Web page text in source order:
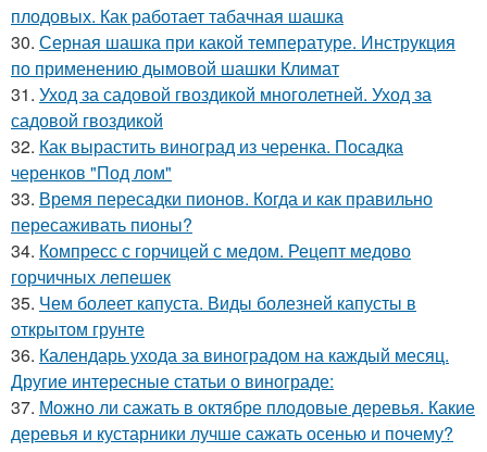
плодовых. Как работает табачная шашка
30. Серная шашка при какой температуре. Инструкция
по применению дымовой шашки Климат
31. Уход за садовой гвоздикой многолетней. Уход за
садовой гвоздикой
32. Как вырастить виноград из черенка. Посадка
черенков "Под лом"
33. Время пересадки пионов. Когда и как правильно
пересаживать пионы?
34. Компресс с горчицей с медом. Рецепт медово
горчичных лепешек
35. Чем болеет капуста. Виды болезней капусты в
открытом грунте
36. Календарь ухода за виноградом на каждый месяц.
Другие интересные статьи о винограде:
37. Можно ли сажать в октябре плодовые деревья. Какие
деревья и кустарники лучше сажать осенью и почему?